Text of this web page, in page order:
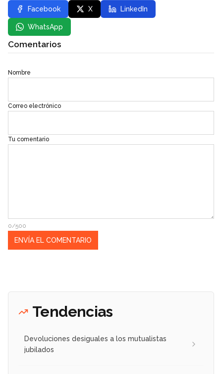
Facebook X LinkedIn
WhatsApp
Comentarios
Nombre
Correo electrónico
Tu comentario
0/500
Tendencias
Devoluciones desiguales a los mutualistas
jubilados